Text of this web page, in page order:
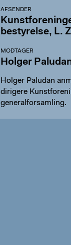
AFSENDER
bestyrelse, L.
MODTAGER
Holger
Holger Paludan
dirigere
generalforsamling.